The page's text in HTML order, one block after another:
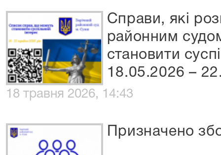
Справи, які
районним
становити
18.05.2026 –
18 травня 2026, 14:43
Призначено